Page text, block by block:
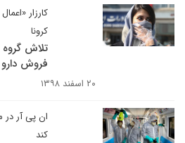
کارزار
کرونا
تلاش
فروش دارو
۲۰ اسفند ۱۳۹۸
ان پی آر در
کند